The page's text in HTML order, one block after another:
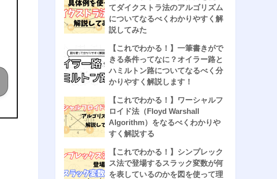
てダイクストラ法のアルゴリズム
についてなるべくわかりやすく解
説してみた
【これでわかる！】一筆書きがで
きる条件ってなに？オイラー路と
ハミルトン路についてなるべく分
かりやすく解説します！
【これでわかる！】ワーシャルフ
ロイド法（Floyd Warshall
Algorithm）をなるべくわかりや
すく解説する
【これでわかる！】シンプレック
ス法で登場するスラック変数が何
を表しているのかを図を使って理